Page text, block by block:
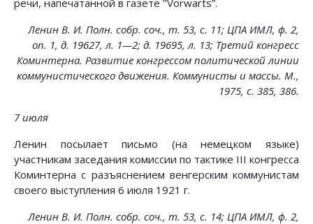
речи, напечатанной в газете ’’Vorwarts”.
Ленин В. И. Полн. собр. соч., т. 53, с. 11; ЦПА ИМЛ, ф. 2,
on. 1, д. 19627, л. 1—2; д. 19695, л. 13; Третий конгресс
Коминтерна. Развитие конгрессом политической линии
коммунистического движения. Коммунисты и массы. М.,
1975, с. 385, 386.
7 июля
Ленин посылает письмо (на немецком языке)
участникам заседания комиссии по тактике III конгресса
Коминтерна с разъяснением венгерским коммунистам
своего выступления 6 июля 1921 г.
Ленин В. И. Полн. собр. соч., т. 53, с. 14; ЦПА ИМЛ, ф. 2,